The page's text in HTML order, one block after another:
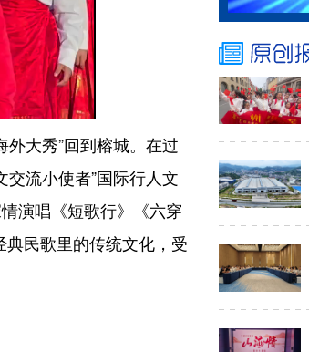
大秀”回到榕城。在过
流小使者”国际行人文
演唱《短歌行》《六穿
民歌里的传统文化，受